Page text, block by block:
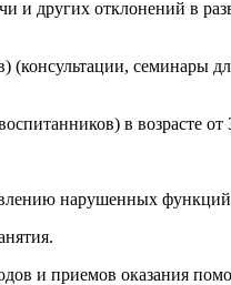
других отклонений в
семинары
в возрасте от
нарушенных
и приемов оказания